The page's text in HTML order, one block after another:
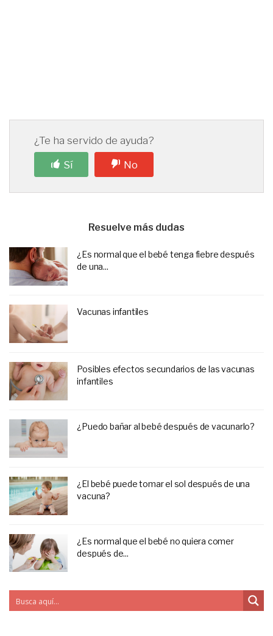
¿Te ha servido de ayuda?
Sí
No
Resuelve más dudas
¿Es normal que el bebé tenga fiebre después
de una...
Vacunas infantiles
Posibles efectos secundarios de las vacunas
infantiles
¿Puedo bañar al bebé después de vacunarlo?
¿El bebé puede tomar el sol después de una
vacuna?
¿Es normal que el bebé no quiera comer
después de...